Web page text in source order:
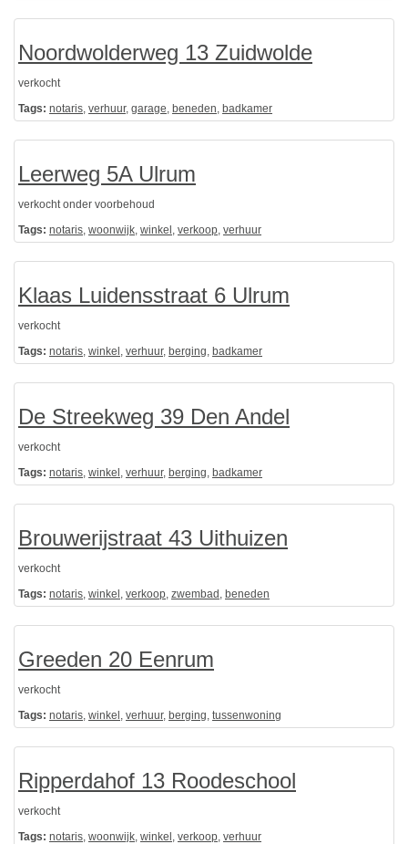
Noordwolderweg 13 Zuidwolde
verkocht
Tags: notaris, verhuur, garage, beneden, badkamer
Leerweg 5A Ulrum
verkocht onder voorbehoud
Tags: notaris, woonwijk, winkel , verkoop, verhuur
Klaas Luidensstraat 6 Ulrum
verkocht
Tags: notaris, winkel , verhuur, berging, badkamer
De Streekweg 39 Den Andel
verkocht
Tags: notaris, winkel , verhuur, berging, badkamer
Brouwerijstraat 43 Uithuizen
verkocht
Tags: notaris, winkel , verkoop, zwembad , beneden
Greeden 20 Eenrum
verkocht
Tags: notaris, winkel , verhuur, berging, tussenwoning
Ripperdahof 13 Roodeschool
verkocht
Tags: notaris, woonwijk, winkel , verkoop, verhuur